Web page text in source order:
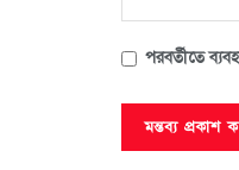
পরবর্তীতে